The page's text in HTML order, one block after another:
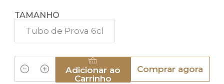
TAMANHO
Tubo de Prova 6cl
Quantidade
Adicionar ao
Carrinho
Comprar agora